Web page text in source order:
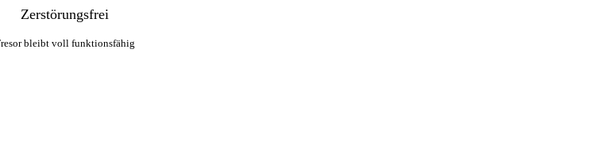
Zerstörungsfrei
bleibt voll funktionsfähig